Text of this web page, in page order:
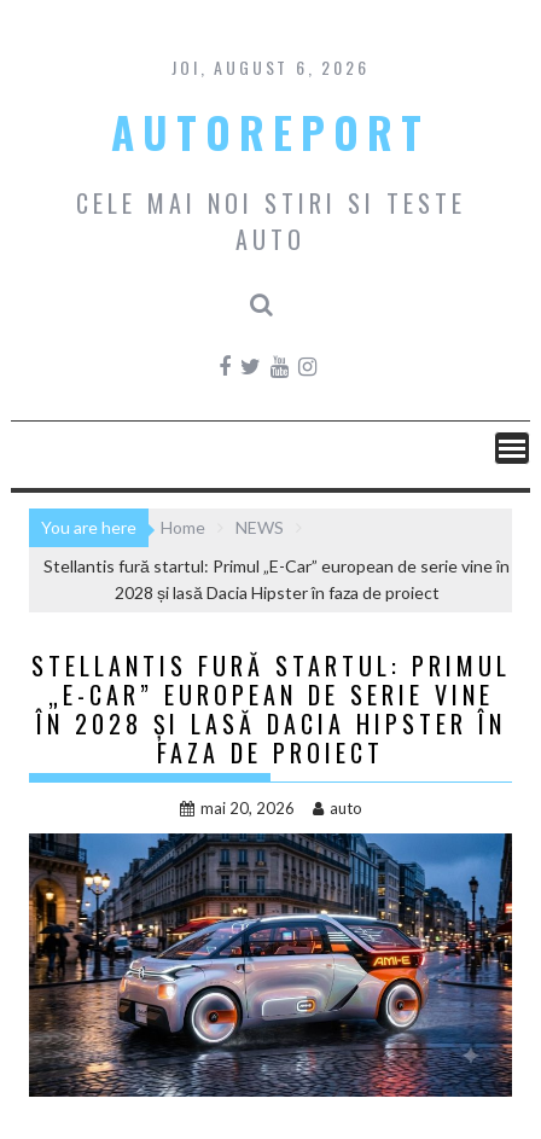
content
JOI, AUGUST 6, 2026
AUTOREPORT
CELE MAI NOI STIRI SI TESTE
AUTO
You are here Home
NEWS
Stellantis fură startul: Primul „E-Car” european de serie vine în
2028 și lasă Dacia Hipster în faza de proiect
STELLANTIS FURĂ STARTUL: PRIMUL
„E-CAR” EUROPEAN DE SERIE VINE
ÎN 2028 ȘI LASĂ DACIA HIPSTER ÎN
FAZA DE PROIECT
mai 20, 2026 auto